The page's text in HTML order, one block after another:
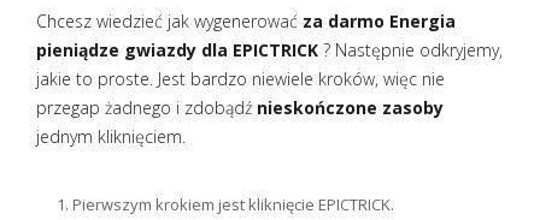
Chcesz wiedzieć jak wygenerować za darmo Energia
pieniądze gwiazdy dla EPICTRICK ? Następnie odkryjemy,
jakie to proste. Jest bardzo niewiele kroków, więc nie
przegap żadnego i zdobądź nieskończone zasoby
jednym kliknięciem.
Pierwszym krokiem jest kliknięcie EPICTRICK.